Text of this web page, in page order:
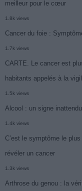
meilleur pour le cœur
1.8k views
Cancer du foie :
1.7k views
CARTE. Le cancer est
habitants appelés à la
1.5k views
Alcool : un signe
1.4k views
C’est le symptôme le
révéler un cancer
1.3k views
Arthrose du genou : la